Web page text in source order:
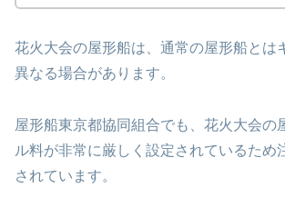
花火大会の屋形船は、通常の屋形船とは
異なる場合があります。
屋形船東京都協同組合でも、花火大会の
ル料が非常に厳しく設定されているため
されています。